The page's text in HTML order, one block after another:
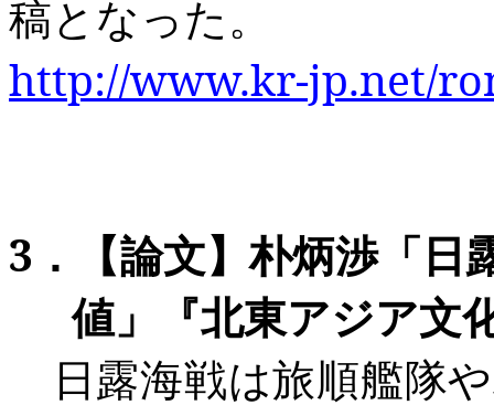
稿となった。
http://www.kr-jp.net/
3 ．【論文】朴炳渉「日
値」
『北東アジア文
日露海戦は旅順艦隊